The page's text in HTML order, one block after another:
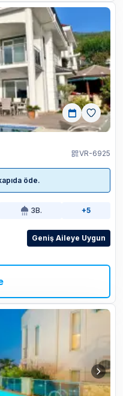
VR-6925
öde.
3B. +5
Geniş Aileye Uygun